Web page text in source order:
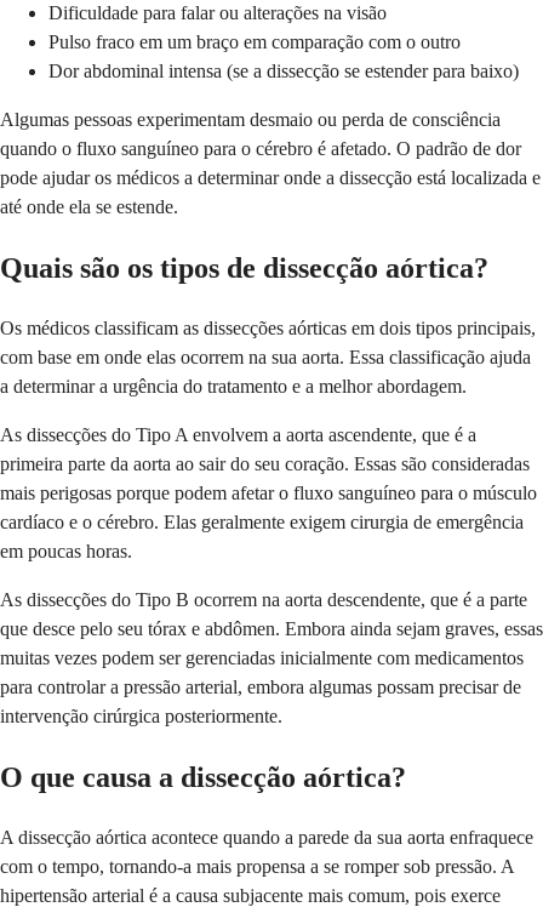
Dificuldade para falar ou alterações na visão
Pulso fraco em um braço em comparação com o outro
Dor abdominal intensa (se a dissecção se estender para baixo)
Algumas pessoas experimentam desmaio ou perda de consciência
quando o fluxo sanguíneo para o cérebro é afetado. O padrão de dor
pode ajudar os médicos a determinar onde a dissecção está localizada e
até onde ela se estende.
Quais são os tipos de dissecção aórtica?
Os médicos classificam as dissecções aórticas em dois tipos principais,
com base em onde elas ocorrem na sua aorta. Essa classificação ajuda
a determinar a urgência do tratamento e a melhor abordagem.
As dissecções do Tipo A envolvem a aorta ascendente, que é a
primeira parte da aorta ao sair do seu coração. Essas são consideradas
mais perigosas porque podem afetar o fluxo sanguíneo para o músculo
cardíaco e o cérebro. Elas geralmente exigem cirurgia de emergência
em poucas horas.
As dissecções do Tipo B ocorrem na aorta descendente, que é a parte
que desce pelo seu tórax e abdômen. Embora ainda sejam graves, essas
muitas vezes podem ser gerenciadas inicialmente com medicamentos
para controlar a pressão arterial, embora algumas possam precisar de
intervenção cirúrgica posteriormente.
O que causa a dissecção aórtica?
A dissecção aórtica acontece quando a parede da sua aorta enfraquece
com o tempo, tornando-a mais propensa a se romper sob pressão. A
hipertensão arterial é a causa subjacente mais comum, pois exerce